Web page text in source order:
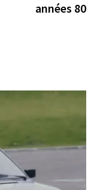
années 80